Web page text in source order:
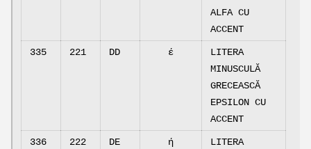
ALFA CU
ACCENT
335 221 DD έ
LITERA
MINUSCULĂ
GRECEASCĂ
EPSILON CU
ACCENT
336 222 DE ή
LITERA